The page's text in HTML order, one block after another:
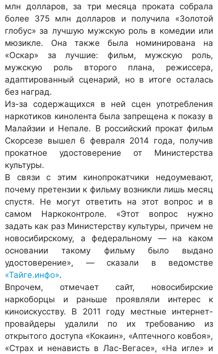
млн долларов, за три месяца проката собрала
более 375 млн долларов и получила «Золотой
глобус» за лучшую мужскую роль в комедии или
мюзикле. Она также была номинирована на
«Оскар» за лучшие: фильм, мужскую роль,
мужскую роль второго плана, режиссера,
адаптированный сценарий, но в итоге осталась
без наград.
Из-за содержащихся в ней сцен употребления
наркотиков кинолента была запрещена к показу в
Малайзии и Непале. В российский прокат фильм
Скорсезе вышел 6 февраля 2014 года, получив
прокатное удостоверение от Министерства
культуры.
В связи с этим кинопрокатчики недоумевают,
почему претензии к фильму возникли лишь месяц
спустя. Не могут ответить на этот вопрос и в
самом Наркоконтроле. «Этот вопрос нужно
задать как раз Министерству культуры, причем не
новосибирскому, а федеральному — на каком
основании такому фильму было выдано
удостоверение», — сказали в ведомстве
«Тайге.инфо».
Впрочем, отмечает сайт, новосибирские
наркоборцы и раньше проявляли интерес к
киноискусству. В 2011 году местные интернет-
провайдеры удалили по их требованию из
открытого доступа «Кокаин», «Аптечного ковбоя»,
«Страх и ненависть в Лас-Вегасе», «На игле» и